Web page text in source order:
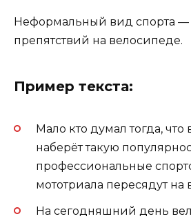
Неформальный вид спорта
препятствий на велосипеде.
Пример текста:
Мало кто думал тогда, что
наберёт такую
профессиональные
мототриала пересядут на
На сегодняшний день